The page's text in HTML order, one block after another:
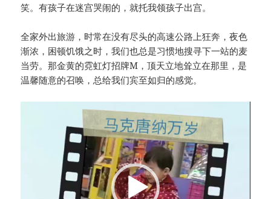
笑。有孩子在迷宫哭闹的，就托我领孩子出宫。
全家外出旅游，时常在没有尽头的高速公路上狂奔，夜色
渐浓，困顿饥饿之时，我们也总是习惯地搜寻下一站的麦
当劳。那金黄的霓虹灯招牌M，顶天立地耸立在那里，是
温馨随意的召唤，总给我们宾至如归的感觉。